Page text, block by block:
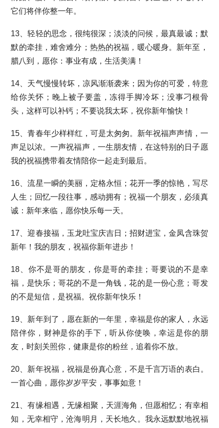
它们将伴你整一年。
13、轻轻的思念，很纯很深；淡淡的问候，最真最诚；默
默的牵挂，难舍难分；热热的祝福，暖心暖身。新年至，
腊八到，愿你：事业有成，生活美满！
14、天气慢慢转坏，凉风渐渐袭来；因为你的可爱，特意
给你关怀；晚上被子要盖，冻得手脚冷坏；没事刁根骨
头，这样可以补钙；不要说我太坏，祝你新年愉快！
15、青春年少样样红，可是太匆匆。新年祝福声声情，一
声足以浓。一声祝福声，一生朋友情，在这特别的日子愿
我的祝福携带着友情陪你一起走到最后。
16、流星一瞬的美丽，定格永恒；花开一季的惊艳，写尽
人生；回忆一段往事，感动拥有；祝福一个朋友，必须真
诚：新年来临，愿你快乐每一天。
17、迎春接福，玉龙吐宝庆吉日；招财进宝，金凤含珠贺
新年！我的朋友，祝福你新年进步！
18、你不是哥的朋友，你是哥的牵挂；哥要说的不是幸
福，是快乐；哥花的不是一角钱，花的是一份心意；哥发
的不是短信，是祝福。祝你新年快乐！
19、新年到了，愿在新的一年里，幸福是你的家人，永远
陪伴你，财神是你的手下，听从你使唤，幸运是你的朋
友，时刻关照你，健康是你的粉丝，追着你不放。
20、新年祝福，祝福是份真心意，不是千言万语的表白。
一首心曲，愿你岁岁平安，事事如意！
21、有缘相遇，无缘相聚，天涯海角，但愿相忆；有幸相
知，无幸相守，沧海明月，天长地久。我永远默默地祝福